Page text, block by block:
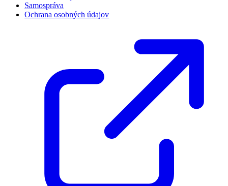
Samospráva
Ochrana osobných údajov